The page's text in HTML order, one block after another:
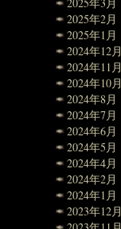
2025年2月
2025年1月
2024年12月
2024年11月
2024年10月
2024年8月
2024年7月
2024年6月
2024年5月
2024年4月
2024年2月
2024年1月
2023年12月